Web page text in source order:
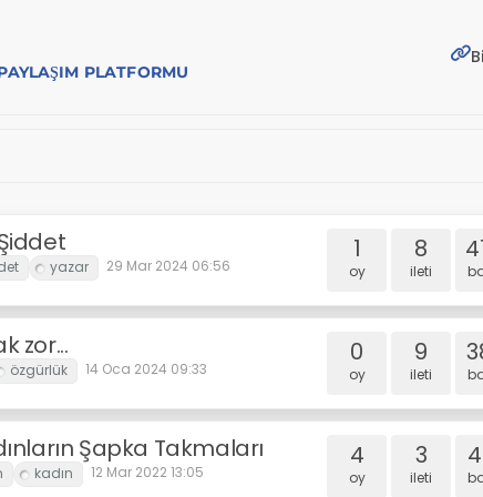
PLATFORMU
29 Mar 2024 06:56
1
oy
8
i̇leti
zor...
14 Oca 2024 09:33
0
oy
9
i̇leti
Şapka Takmaları
12 Mar 2022 13:05
4
oy
3
i̇leti